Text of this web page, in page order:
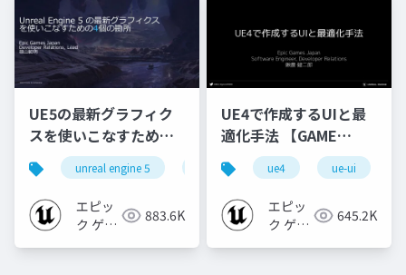
UE5の最新グラフィク
スを使いこなすための4
個の勘所
[CEDEC+KYUSHU
2023]
unreal engine 5 cedec cedec+kyushu
エピッ
ク ゲー
883.6K
UE4で作成するUIと最
適化手法 【GAME
CREATORS
CONFERENCE '20】
ue4 ue-ui
エピッ
ク ゲー
645.2K